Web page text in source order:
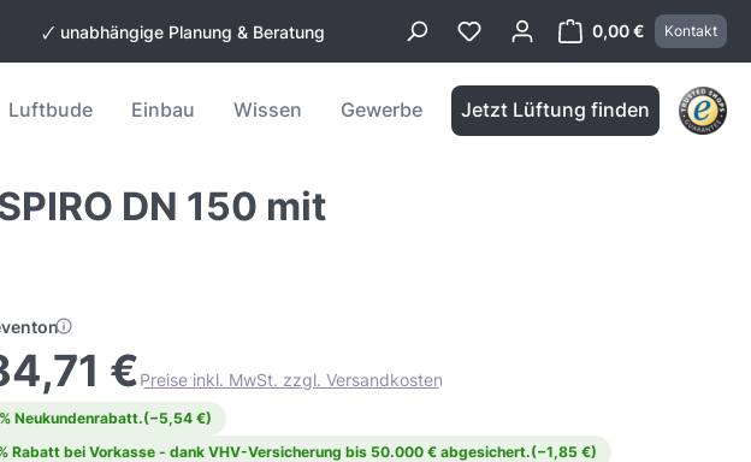
🗸 unabhängige Planung & Beratung 0,00 €
Warenkorb
Kontakt
Luftbude Einbau Wissen Gewerbe Jetzt Lüftung finden
DN 150 mit
€Preise inkl. MwSt. zzgl. Versandkosten
Neukundenrabatt.(−5,54 €)
Rabatt bei Vorkasse - dank VHV-Versicherung bis 50.000 € abgesichert.(−1,85 €)